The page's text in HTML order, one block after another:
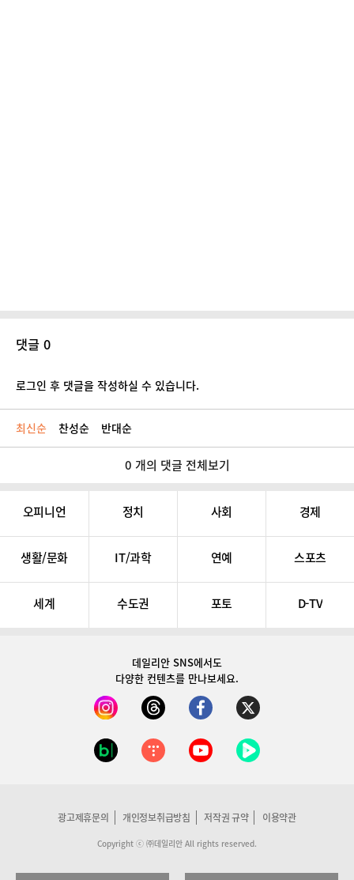
댓글 0
로그인 후 댓글을 작성하실 수 있습니다.
최신순 찬성순 반대순
0 개의 댓글 전체보기
오피니언 정치 사회 경제
생활/문화 IT/과학 연예 스포츠
세계 수도권 포토 D-TV
데일리안 SNS에서도
다양한 컨텐츠를 만나보세요.
광고제휴문의 개인정보취급방침 저작권 규약 이용약관
Copyright ⓒ ㈜데일리안 All rights reserved.